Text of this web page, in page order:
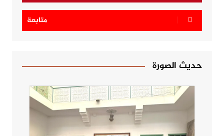
متابعة
حديث الصورة